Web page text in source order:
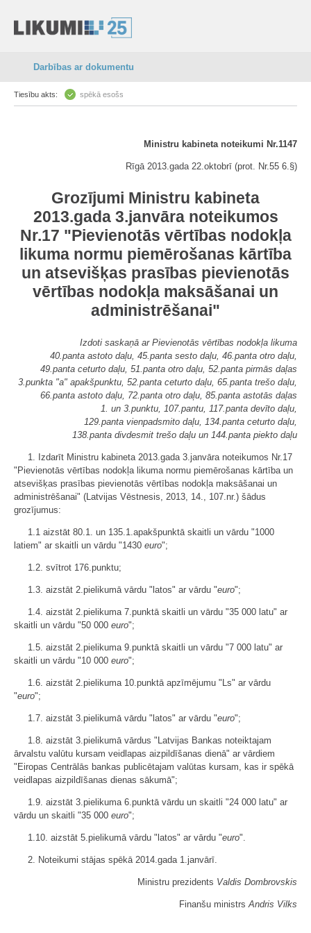
Darbības ar dokumentu
Tiesību akts: spēkā esošs
Ministru kabineta noteikumi Nr.1147
Rīgā 2013.gada 22.oktobrī (prot. Nr.55 6.§)
Grozījumi Ministru kabineta
2013.gada 3.janvāra noteikumos
Nr.17 "Pievienotās vērtības nodokļa
likuma normu piemērošanas kārtība
un atsevišķas prasības pievienotās
vērtības nodokļa maksāšanai un
administrēšanai"
Izdoti saskaņā ar Pievienotās vērtības nodokļa likuma
40.panta astoto daļu, 45.panta sesto daļu, 46.panta otro daļu,
49.panta ceturto daļu, 51.panta otro daļu, 52.panta pirmās daļas
3.punkta "a" apakšpunktu, 52.panta ceturto daļu, 65.panta trešo daļu,
66.panta astoto daļu, 72.panta otro daļu, 85.panta astotās daļas
1. un 3.punktu, 107.pantu, 117.panta devīto daļu,
129.panta vienpadsmito daļu, 134.panta ceturto daļu,
138.panta divdesmit trešo daļu un 144.panta piekto daļu
1. Izdarīt Ministru kabineta 2013.gada 3.janvāra noteikumos Nr.17
"Pievienotās vērtības nodokļa likuma normu piemērošanas kārtība un
atsevišķas prasības pievienotās vērtības nodokļa maksāšanai un
administrēšanai" (Latvijas Vēstnesis, 2013, 14., 107.nr.) šādus
grozījumus:
1.1 aizstāt 80.1. un 135.1.apakšpunktā skaitli un vārdu "1000
latiem" ar skaitli un vārdu "1430 euro";
1.2. svītrot 176.punktu;
1.3. aizstāt 2.pielikumā vārdu "latos" ar vārdu "euro";
1.4. aizstāt 2.pielikuma 7.punktā skaitli un vārdu "35 000 latu" ar
skaitli un vārdu "50 000 euro";
1.5. aizstāt 2.pielikuma 9.punktā skaitli un vārdu "7 000 latu" ar
skaitli un vārdu "10 000 euro";
1.6. aizstāt 2.pielikuma 10.punktā apzīmējumu "Ls" ar vārdu
"euro";
1.7. aizstāt 3.pielikumā vārdu "latos" ar vārdu "euro";
1.8. aizstāt 3.pielikumā vārdus "Latvijas Bankas noteiktajam
ārvalstu valūtu kursam veidlapas aizpildīšanas dienā" ar vārdiem
"Eiropas Centrālās bankas publicētajam valūtas kursam, kas ir spēkā
veidlapas aizpildīšanas dienas sākumā";
1.9. aizstāt 3.pielikuma 6.punktā vārdu un skaitli "24 000 latu" ar
vārdu un skaitli "35 000 euro";
1.10. aizstāt 5.pielikumā vārdu "latos" ar vārdu "euro".
2. Noteikumi stājas spēkā 2014.gada 1.janvārī.
Ministru prezidents Valdis Dombrovskis
Finanšu ministrsAndris Vilks